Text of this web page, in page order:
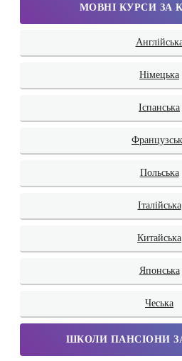
МОВНІ КУРСИ ЗА
Німецька
Іспанська
Польська
Італійська
Китайська
Японська
Чеська
ШКОЛИ ПАНСІОНИ